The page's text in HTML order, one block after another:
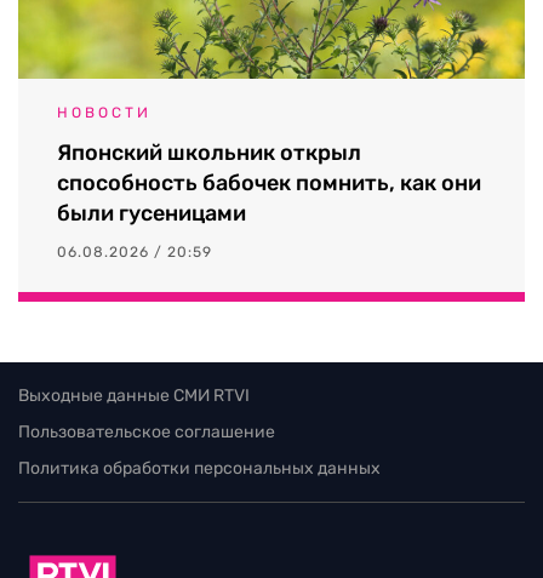
НОВОСТИ
Японский школьник открыл
способность бабочек помнить, как они
были гусеницами
06.08.2026 / 20:59
Выходные данные СМИ RTVI
Пользовательское соглашение
Политика обработки персональных данных